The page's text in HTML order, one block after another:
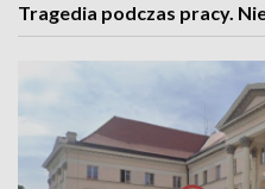
Tragedia podczas pracy.